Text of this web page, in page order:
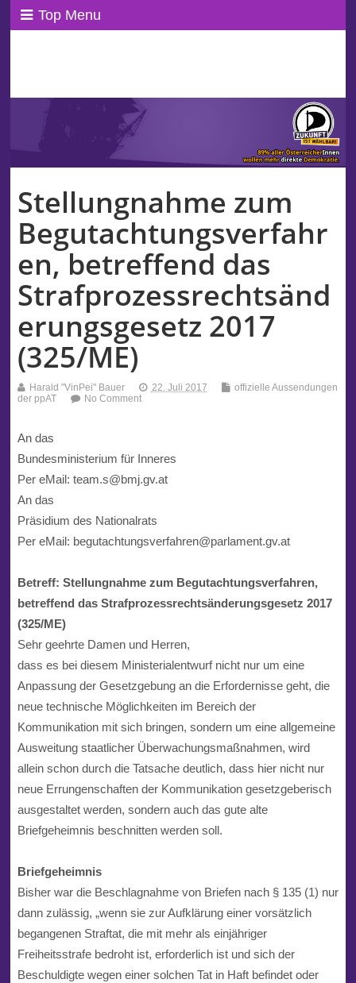
Top Menu
Stellungnahme zum
Begutachtungsverfahr
en, betreffend das
Strafprozessrechtsänd
erungsgesetz 2017
(325/ME)
Harald "VinPei" Bauer 22. Juli 2017
offizielle Aussendungen
der ppAT
No Comment
An das
Bundesministerium für Inneres
Per eMail: team.s@bmj.gv.at
An das
Präsidium des Nationalrats
Per eMail: begutachtungsverfahren@parlament.gv.at
Betreff: Stellungnahme zum Begutachtungsverfahren,
betreffend das Strafprozessrechtsänderungsgesetz 2017
(325/ME)
Sehr geehrte Damen und Herren,
dass es bei diesem Ministerialentwurf nicht nur um eine
Anpassung der Gesetzgebung an die Erfordernisse geht, die
neue technische Möglichkeiten im Bereich der
Kommunikation mit sich bringen, sondern um eine allgemeine
Ausweitung staatlicher Überwachungsmaßnahmen, wird
allein schon durch die Tatsache deutlich, dass hier nicht nur
neue Errungenschaften der Kommunikation gesetzgeberisch
ausgestaltet werden, sondern auch das gute alte
Briefgeheimnis beschnitten werden soll.
Briefgeheimnis
Bisher war die Beschlagnahme von Briefen nach § 135 (1) nur
dann zulässig, „wenn sie zur Aufklärung einer vorsätzlich
begangenen Straftat, die mit mehr als einjähriger
Freiheitsstrafe bedroht ist, erforderlich ist und sich der
Beschuldigte wegen einer solchen Tat in Haft befindet oder